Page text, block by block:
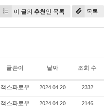
이 글의 추천인 목록 목록
글쓴이 날짜 조회 수
잭스파로우 2024.04.20 2332
잭스파로우 2024.04.20 2146